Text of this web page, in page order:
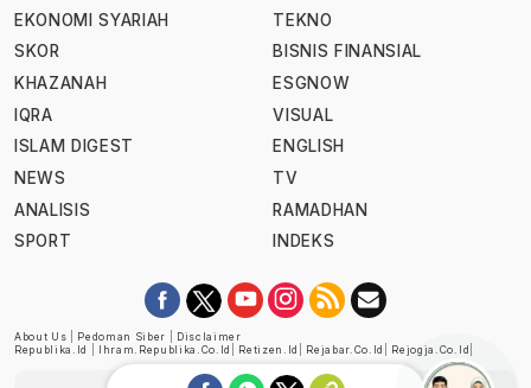
EKONOMI SYARIAH
SKOR
KHAZANAH
IQRA
ISLAM DIGEST
NEWS
ANALISIS
SPORT
TEKNO
BISNIS FINANSIAL
ESGNOW
VISUAL
ENGLISH
TV
RAMADHAN
INDEKS
About Us Pedoman Siber
Disclaimer
Republika.id
Ihram.republika.co.id Retizen.id Rejabar.co.id Rejogja.co.id